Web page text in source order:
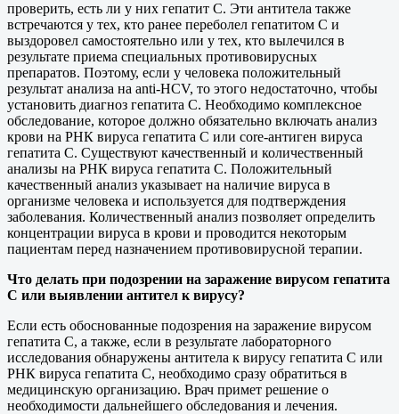
проверить, есть ли у них гепатит С. Эти антитела также
встречаются у тех, кто ранее переболел гепатитом С и
выздоровел самостоятельно или у тех, кто вылечился в
результате приема специальных противовирусных
препаратов. Поэтому, если у человека положительный
результат анализа на аnti-HCV, то этого недостаточно, чтобы
установить диагноз гепатита С. Необходимо комплексное
обследование, которое должно обязательно включать анализ
крови на РНК вируса гепатита С или core-антиген вируса
гепатита С. Существуют качественный и количественный
анализы на РНК вируса гепатита С. Положительный
качественный анализ указывает на наличие вируса в
организме человека и используется для подтверждения
заболевания. Количественный анализ позволяет определить
концентрации вируса в крови и проводится некоторым
пациентам перед назначением противовирусной терапии.
Что делать при подозрении на заражение вирусом гепатита
С или выявлении антител к вирусу?
Если есть обоснованные подозрения на заражение вирусом
гепатита С, а также, если в результате лабораторного
исследования обнаружены антитела к вирусу гепатита С или
РНК вируса гепатита С, необходимо сразу обратиться в
медицинскую организацию. Врач примет решение о
необходимости дальнейшего обследования и лечения.